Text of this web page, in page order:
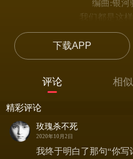
编曲:银河
我们都是这
那些疑问啊
当时间不再是时
种子发
有腐败的虫
再把时间看作时
就像软嘴唇说
下载APP
评论 相
精彩评论
玫瑰杀不死
2020年10月2日
我终于明白了那句“你写